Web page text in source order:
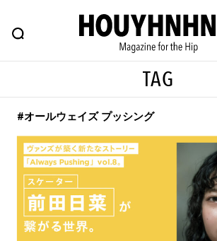
FEATURE BLOG SNAP
ヒップなファッション、カルチャー、ライフスタイ
#注目のタグ
#SHOPPING ADDICT #憧れの逸品
#ESSENTIAL DESIGNS #古着サミ
#NEW VINTAGE #マイナーグッド図
#路地裏てぃーん。 #MONTHLY
TAG
#オールウェイズ プッシング